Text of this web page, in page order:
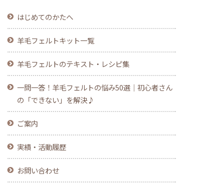
はじめてのかたへ
羊毛フェルトキット一覧
羊毛フェルトのテキスト・レシピ集
一問一答！羊毛フェルトの悩み50選｜初心者さん
の「できない」を解決♪
ご案内
実績・活動履歴
お問い合わせ